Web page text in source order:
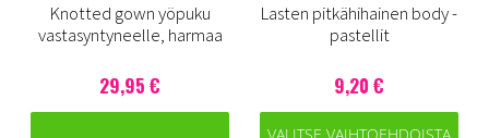
Knotted gown yöpuku
vastasyntyneelle, harmaa
29,95 €
Lasten pitkähihainen body -
pastellit
9,20 €